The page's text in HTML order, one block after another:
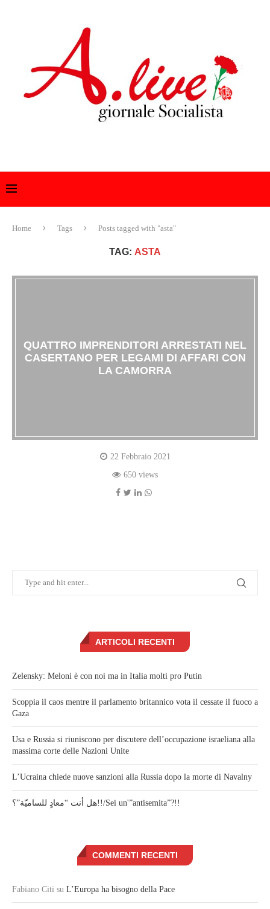
Home Tags Posts tagged with "asta"
TAG: ASTA
QUATTRO IMPRENDITORI ARRESTATI NEL
CASERTANO PER LEGAMI DI AFFARI CON
LA CAMORRA
22 Febbraio 2021
650 views
ARTICOLI RECENTI
Zelensky: Meloni è con noi ma in Italia molti pro Putin
Scoppia il caos mentre il parlamento britannico vota il cessate il fuoco a
Gaza
Usa e Russia si riuniscono per discutere dell’occupazione israeliana alla
massima corte delle Nazioni Unite
L’Ucraina chiede nuove sanzioni alla Russia dopo la morte di Navalny
هل أنت “معادٍ للساميّة”؟!!/Sei un'”antisemita”?!!
COMMENTI RECENTI
Fabiano Citi su L’Europa ha bisogno della Pace